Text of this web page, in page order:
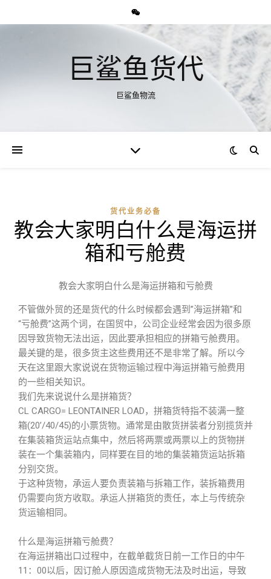
巨鲨鱼货代
巨鲨鱼物流
货代业务必备
教会大家明白什么是海运拼
箱和亏舱费
教会大家明白什么是海运拼箱和亏舱费
不管做外贸的还是货代的什么时候都会遇到”海运拼箱”和
“亏舱费”这两个词，在国贸中，公司企业经常会因为很多原
因导致货物无法出运，因此要承担相应的拼箱亏舱费用。
最关键的是，很多货主这些费用还不是非常了解。所以今
天在这里跟大家说说在货物运输过程中海运拼箱亏舱费用
的一些相关知识。
我们先来说说什么是拼箱货？
CL CARGO= LEONTAINER LOAD，拼箱货特指不装满一整
箱(20’/40/45)的小票货物。通常是由散货拼装者分别揽货并
在集装箱货运站点集中，然后将两票或两票以上的货物拼
装在一个集装箱内，同样要在目的地的集装箱货运站拆箱
分别交货。
于这种货物，承运人要负责装箱与拆箱工作，装拆箱费用
仍需要向货方收取。承运人拼箱货的责任，本上与传统杂
货运输相同。
什么是海运拼箱亏舱费？
在海运拼箱出口过程中，在截单截货日前一工作日的中午
11：00以后，因订舱人原因造成货物无法及时出运，导致